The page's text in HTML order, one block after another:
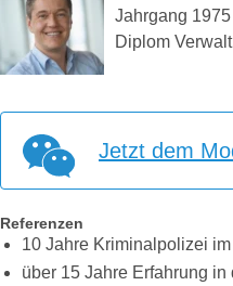
Jahrgang 1975
Diplom
Jetzt dem
Referenzen
10 Jahre Kriminalpolizei
über 15 Jahre Erfahrung